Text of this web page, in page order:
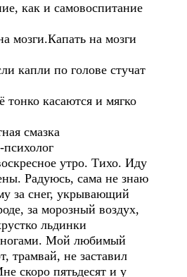
и самовоспитание
на мозги
по голове стучат
касаются и мягко
смазка
утро. Тихо. Иду
Радуюсь, сама не знаю
за снег, укрывающий
за морозный воздух,
льдинки
Мой любимый
трамвай, не заставил
скоро пятьдесят и у